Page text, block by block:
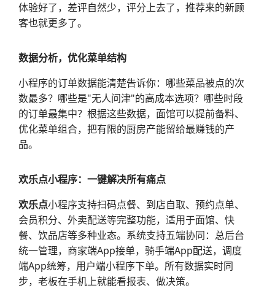
体验好了，差评自然少，评分上去了，推荐来的新顾
客也就更多了。
数据分析，优化菜单结构
小程序的订单数据能清楚告诉你：哪些菜品被点的次
数最多？哪些是"无人问津"的高成本选项？哪些时段
的订单最集中？根据这些数据，面馆可以提前备料、
优化菜单组合，把有限的厨房产能留给最赚钱的产
品。
欢乐点小程序：一键解决所有痛点
欢乐点小程序支持扫码点餐、到店自取、预约点单、
会员积分、外卖配送等完整功能，适用于面馆、快
餐、饮品店等多种业态。系统支持五端协同：总后台
统一管理，商家端App接单，骑手端App配送，调度
端App统筹，用户端小程序下单。所有数据实时同
步，老板在手机上就能看报表、做决策。